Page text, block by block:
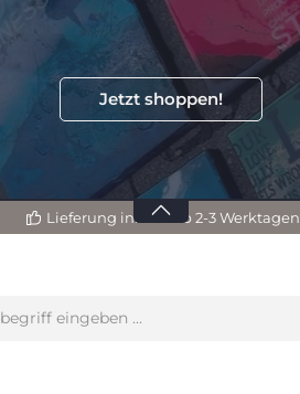
Jetzt shoppen!
Lieferung innerhalb 2-3 Werktagen